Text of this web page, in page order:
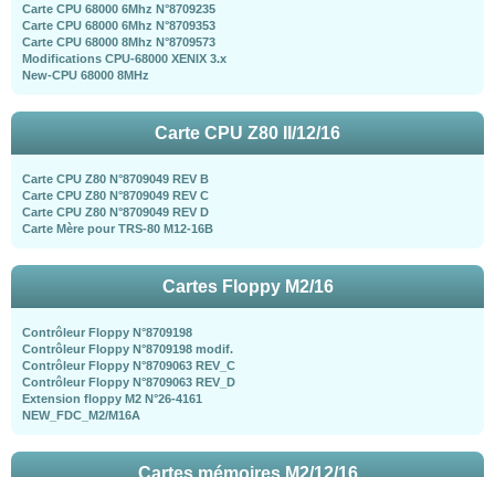
Carte CPU 68000 6Mhz N°8709235
Carte CPU 68000 6Mhz N°8709353
Carte CPU 68000 8Mhz N°8709573
Modifications CPU-68000 XENIX 3.x
New-CPU 68000 8MHz
Carte CPU Z80 II/12/16
Carte CPU Z80 N°8709049 REV B
Carte CPU Z80 N°8709049 REV C
Carte CPU Z80 N°8709049 REV D
Carte Mère pour TRS-80 M12-16B
Cartes Floppy M2/16
Contrôleur Floppy N°8709198
Contrôleur Floppy N°8709198 modif.
Contrôleur Floppy N°8709063 REV_C
Contrôleur Floppy N°8709063 REV_D
Extension floppy M2 N°26-4161
NEW_FDC_M2/M16A
Cartes mémoires M2/12/16